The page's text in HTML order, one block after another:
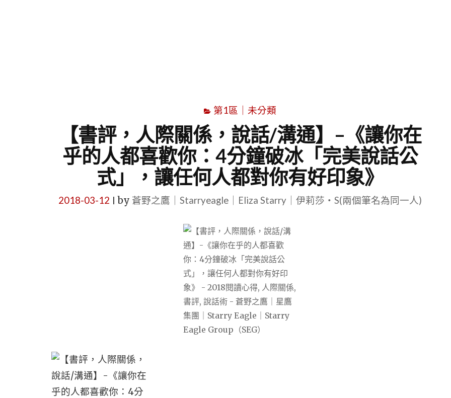
第1區｜未分類
【書評，人際關係，說話/溝通】–《讓你在
乎的人都喜歡你：4分鐘破冰「完美說話公
式」，讓任何人都對你有好印象》
2018-03-12 by 蒼野之鷹｜Starryeagle｜Eliza Starry｜伊莉莎・S(兩個筆名為同一人)